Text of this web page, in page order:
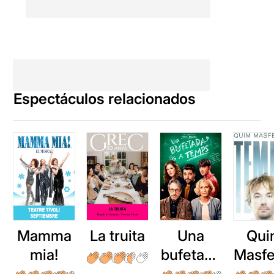
Espectáculos relacionados
Mamma
mia!
La truita
Una
bufetada